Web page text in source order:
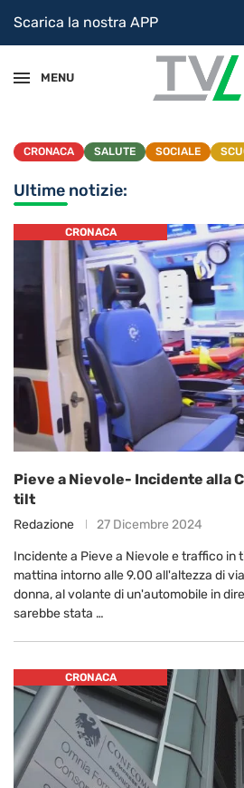
Scarica la nostra APP
MENU
CRONACA SALUTE SOCIALE
Ultime notizie:
CRONACA
Pieve a Nievole- Incidente alla
tilt
Redazione 27 Dicembre 2024
Incidente a Pieve a Nievole e traffico in
mattina intorno alle 9.00 all'altezza di
donna, al volante di un'automobile in
sarebbe stata …
CRONACA